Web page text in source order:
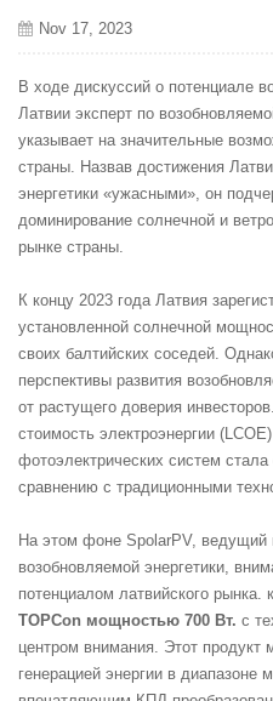
Nov 17, 2023
В ходе дискуссий о потенциале
Латвии эксперт по
указывает на значительные
страны. Назвав достижения
энергетики «ужасными», он
доминирование солнечной и
рынке страны.
К концу 2023 года Латвия
установленной солнечной
своих балтийских соседей.
перспективы развития
от растущего доверия
стоимость электроэнергии
фотоэлектрических систем
сравнению с традиционными
На этом фоне SpolarPV, ведущий
возобновляемой энергетики,
потенциалом латвийского рынка.
TOPCon мощностью 700 Вт. с
центром внимания. Этот продукт
генерацией энергии в